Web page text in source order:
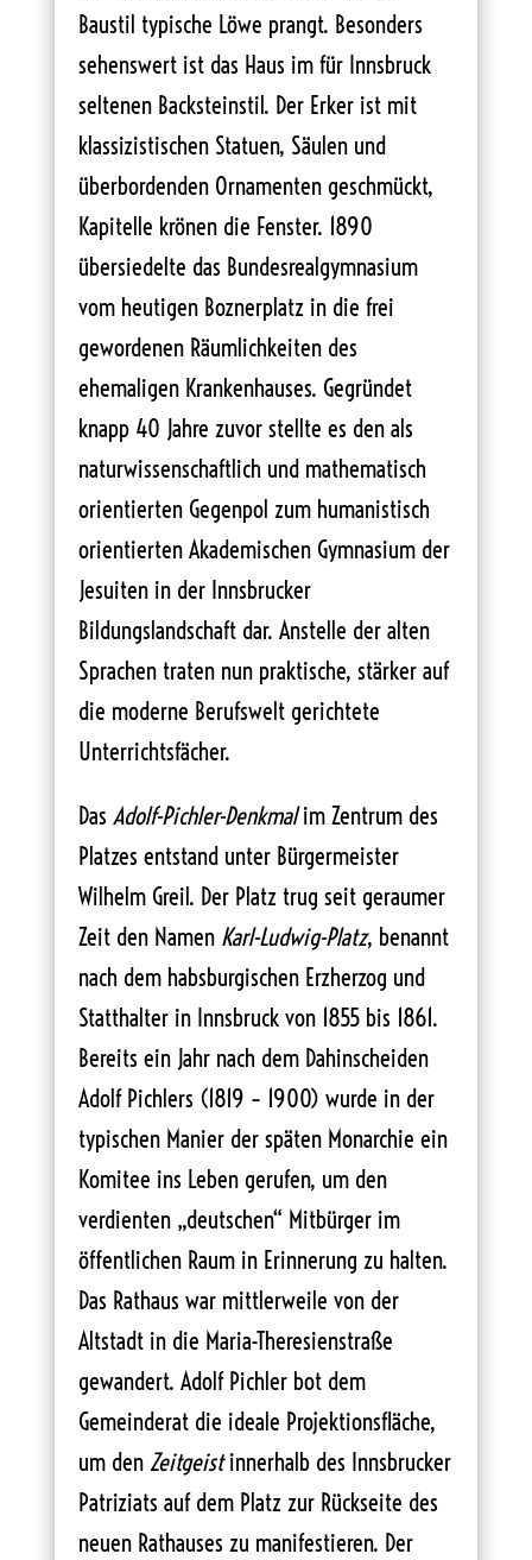
Baustil typische Löwe prangt. Besonders
sehenswert ist das Haus im für Innsbruck
seltenen Backsteinstil. Der Erker ist mit
klassizistischen Statuen, Säulen und
überbordenden Ornamenten geschmückt,
Kapitelle krönen die Fenster. 1890
übersiedelte das Bundesrealgymnasium
vom heutigen Boznerplatz in die frei
gewordenen Räumlichkeiten des
ehemaligen Krankenhauses. Gegründet
knapp 40 Jahre zuvor stellte es den als
naturwissenschaftlich und mathematisch
orientierten Gegenpol zum humanistisch
orientierten Akademischen Gymnasium der
Jesuiten in der Innsbrucker
Bildungslandschaft dar. Anstelle der alten
Sprachen traten nun praktische, stärker auf
die moderne Berufswelt gerichtete
Unterrichtsfächer.
Das Adolf-Pichler-Denkmalim Zentrum des
Platzes entstand unter Bürgermeister
Wilhelm Greil. Der Platz trug seit geraumer
Zeit den Namen Karl-Ludwig-Platz, benannt
nach dem habsburgischen Erzherzog und
Statthalter in Innsbruck von 1855 bis 1861.
Bereits ein Jahr nach dem Dahinscheiden
Adolf Pichlers (1819 – 1900) wurde in der
typischen Manier der späten Monarchie ein
Komitee ins Leben gerufen, um den
verdienten „deutschen“ Mitbürger im
öffentlichen Raum in Erinnerung zu halten.
Das Rathaus war mittlerweile von der
Altstadt in die Maria-Theresienstraße
gewandert. Adolf Pichler bot dem
Gemeinderat die ideale Projektionsfläche,
um den Zeitgeistinnerhalb des Innsbrucker
Patriziats auf dem Platz zur Rückseite des
neuen Rathauses zu manifestieren. Der